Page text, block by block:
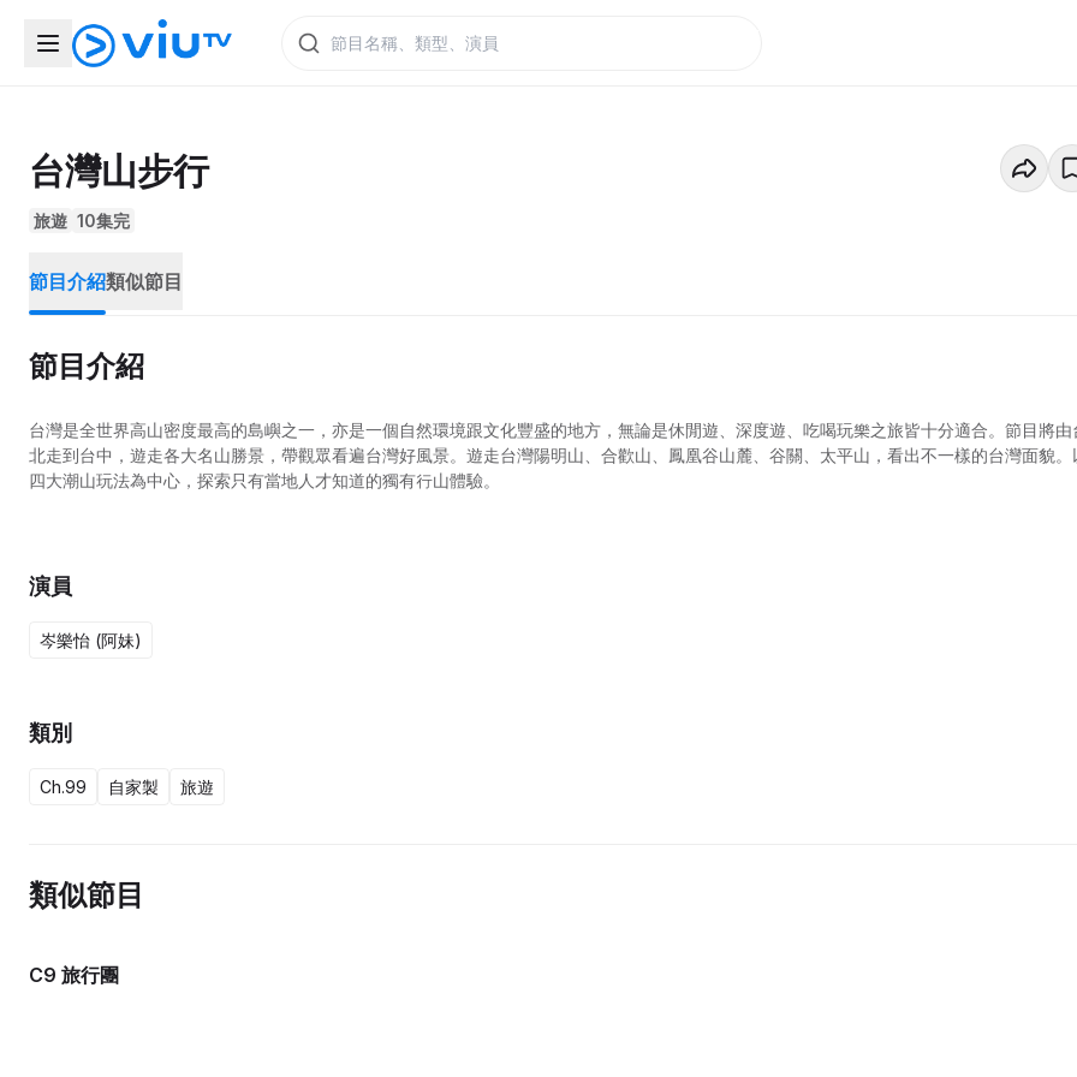
台灣山步行
旅遊 10集完
節目介紹類似節目
節目介紹
台灣是全世界高山密度最高的島嶼之一，亦是一個自然環境跟文化豐盛的地方，無論是休閒遊、深度遊、吃喝玩樂之旅皆十分適合。節目將由
北走到台中，遊走各大名山勝景，帶觀眾看遍台灣好風景。遊走台灣陽明山、合歡山、鳳凰谷山麓、谷關、太平山，看出不一樣的台灣面貌。
四大潮山玩法為中心，探索只有當地人才知道的獨有行山體驗。
演員
岑樂怡 (阿妹)
類別
Ch.99 自家製 旅遊
類似節目
C9 旅行團